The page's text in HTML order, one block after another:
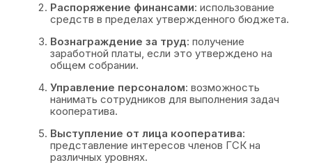
Распоряжение финансами: использование
средств в пределах утвержденного бюджета.
Вознаграждение за труд: получение
заработной платы, если это утверждено на
общем собрании.
Управление персоналом: возможность
нанимать сотрудников для выполнения задач
кооператива.
Выступление от лица кооператива:
представление интересов членов ГСК на
различных уровнях.